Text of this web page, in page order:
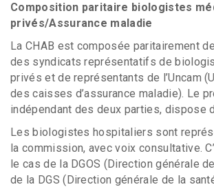
Composition paritaire biologistes
privés/Assurance maladie
La CHAB est composée paritairement
des syndicats représentatifs de
privés et de représentants de l’Uncam
des caisses d’assurance maladie). Le
indépendant des deux parties, dispose
Les biologistes hospitaliers sont
la commission, avec voix consultative.
le cas de la DGOS (Direction générale
de la DGS (Direction générale de la